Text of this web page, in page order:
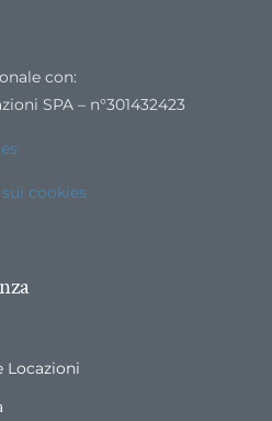
con:
SPA – n°301432423
cookies
Locazioni